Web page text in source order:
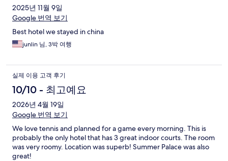
2025년 11월 9일
Google 번역 보기
Best hotel we stayed in china
junlin 님, 3박 여행
실제 이용 고객 후기
10/10 - 최고예요
2026년 4월 19일
Google 번역 보기
We love tennis and planned for a game every morning. This is
probably the only hotel that has 3 great indoor courts. The room
was very roomy. Location was superb! Summer Palace was also
great!